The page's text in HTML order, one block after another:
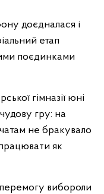
доєдналася і
етап
поєдинками
гімназії юні
гру: на
не бракувало
як
вибороли